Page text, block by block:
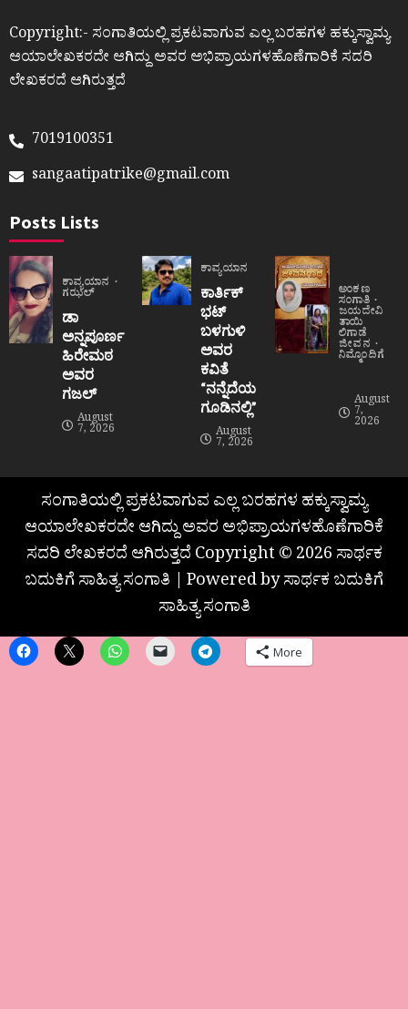
Copyright:- ಸಂಗಾತಿಯಲ್ಲಿ ಪ್ರಕಟವಾಗುವ ಎಲ್ಲ ಬರಹಗಳ ಹಕ್ಕುಸ್ವಾಮ್ಯ
ಆಯಾಲೇಖಕರದೇ ಆಗಿದ್ದು ಅವರ ಅಭಿಪ್ರಾಯಗಳಹೊಣೆಗಾರಿಕೆ ಸದರಿ
ಲೇಖಕರದೆ ಆಗಿರುತ್ತದೆ
7019100351
sangaatipatrike@gmail.com
Posts Lists
ಕಾವ್ಯಯಾನ
ಗಝಲ್
ಡಾ
ಅನ್ನಪೂರ್ಣ
ಹಿರೇಮಠ
ಅವರ
ಗಜಲ್
August
7, 2026
ಕಾವ್ಯಯಾನ
ಕಾರ್ತಿಕ್
ಭಟ್
ಬಳಗುಳಿ
ಅವರ
ಕವಿತೆ
“ನನ್ನೆದೆಯ
ಗೂಡಿನಲ್ಲಿ”
August
7, 2026
ಅಂಕಣ
ಸಂಗಾತಿ
ಜಯದೇವಿ
ತಾಯಿ
ಲಿಗಾಡೆ
ಜೀವನ
ನಿಮ್ಮೊಂದಿಗೆ
August
7,
2026
ಸಂಗಾತಿಯಲ್ಲಿ ಪ್ರಕಟವಾಗುವ ಎಲ್ಲ ಬರಹಗಳ ಹಕ್ಕುಸ್ವಾಮ್ಯ
ಆಯಾಲೇಖಕರದೇ ಆಗಿದ್ದು ಅವರ ಅಭಿಪ್ರಾಯಗಳಹೊಣೆಗಾರಿಕೆ
ಸದರಿ ಲೇಖಕರದೆ ಆಗಿರುತ್ತದೆ Copyright © 2026 ಸಾರ್ಥಕ
ಬದುಕಿಗೆ ಸಾಹಿತ್ಯ ಸಂಗಾತಿ | Powered by ಸಾರ್ಥಕ ಬದುಕಿಗೆ
ಸಾಹಿತ್ಯ ಸಂಗಾತಿ
More